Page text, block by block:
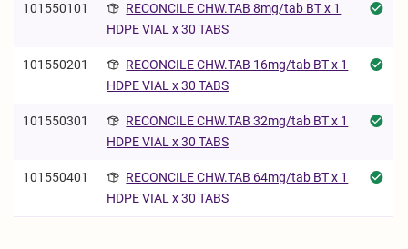
101550101
RECONCILE CHW.TAB 8mg/tab BT x 1
HDPE VIAL x 30 TABS
101550201
RECONCILE CHW.TAB 16mg/tab BT x 1
HDPE VIAL x 30 TABS
101550301
RECONCILE CHW.TAB 32mg/tab BT x 1
HDPE VIAL x 30 TABS
101550401
RECONCILE CHW.TAB 64mg/tab BT x 1
HDPE VIAL x 30 TABS